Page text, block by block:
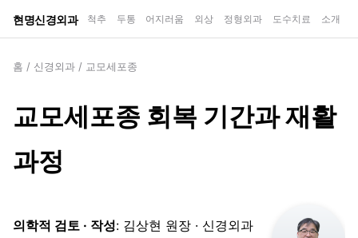
현명신경외과 척추 두통 어지러움 외상 정형외과 도수치료 소개
홈 / 신경외과 / 교모세포종
교모세포종 회복 기간과 재활
과정
의학적 검토 · 작성: 김상현 원장 · 신경외과